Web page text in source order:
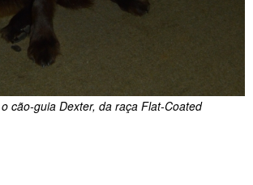
cão-guia Dexter, da raça Flat-Coated